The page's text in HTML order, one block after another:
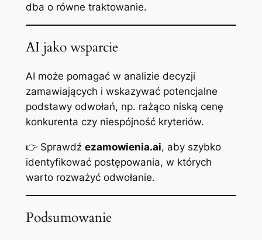
dba o równe traktowanie.
AI jako wsparcie
AI może pomagać w analizie decyzji
zamawiających i wskazywać potencjalne
podstawy odwołań, np. rażąco niską cenę
konkurenta czy niespójność kryteriów.
👉 Sprawdź ezamowienia.ai, aby szybko
identyfikować postępowania, w których
warto rozważyć odwołanie.
Podsumowanie